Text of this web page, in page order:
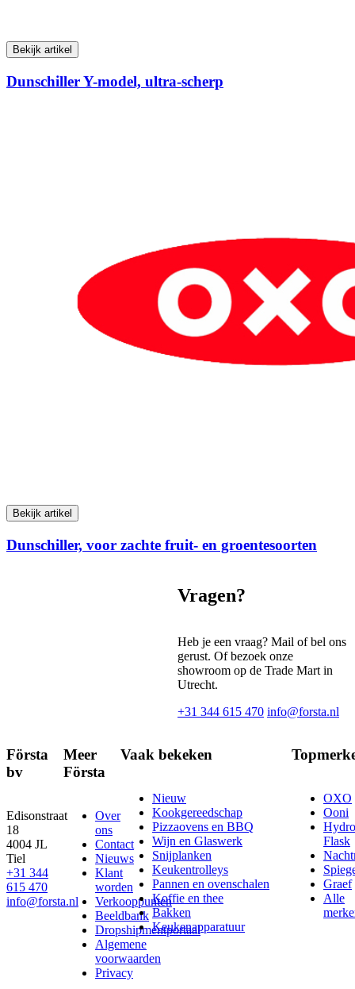
Bekijk artikel
Dunschiller Y-model, ultra-scherp
Bekijk artikel
Dunschiller, voor zachte fruit- en groentesoorten
Vragen?
Heb je een vraag? Mail of bel ons
gerust. Of bezoek onze
showroom op de Trade Mart in
Utrecht.
+31 344 615 470 info@forsta.nl
Första
bv
Edisonstraat
18
4004 JL
Tiel
+31 344
615 470
info@forsta.nl
Meer
Första
Over
ons
Contact
Nieuws
Klant
worden
Verkooppunten
Beeldbank
Dropshipmentportaal
Algemene
voorwaarden
Privacy
Vaak bekeken
Nieuw
Kookgereedschap
Pizzaovens en BBQ
Wijn en Glaswerk
Snijplanken
Keukentrolleys
Pannen en ovenschalen
Koffie en thee
Bakken
Keukenapparatuur
OXO
Ooni
Hydro
Flask
Graef
Alle